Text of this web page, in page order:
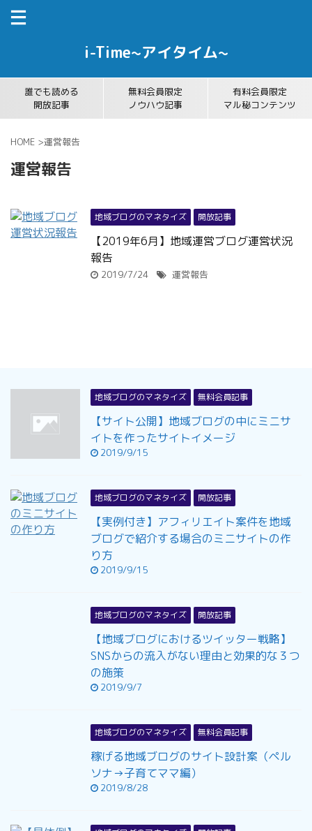
i-Time~アイタイム~
誰でも読める
開放記事
無料会員限定
ノウハウ記事
有料会員限定
マル秘コンテンツ
HOME >運営報告
運営報告
地域ブログのマネタイズ 開放記事
【2019年6月】地域運営ブログ運営状況
報告
2019/7/24 運営報告
地域ブログのマネタイズ 無料会員記事
【サイト公開】地域ブログの中にミニサ
イトを作ったサイトイメージ
2019/9/15
地域ブログのマネタイズ 開放記事
【実例付き】アフィリエイト案件を地域
ブログで紹介する場合のミニサイトの作
り方
2019/9/15
地域ブログのマネタイズ 開放記事
【地域ブログにおけるツイッター戦略】
SNSからの流入がない理由と効果的な３つ
の施策
2019/9/7
地域ブログのマネタイズ 無料会員記事
稼げる地域ブログのサイト設計案（ペル
ソナ→子育てママ編）
2019/8/28